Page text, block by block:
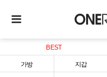
BEST
가방 지갑